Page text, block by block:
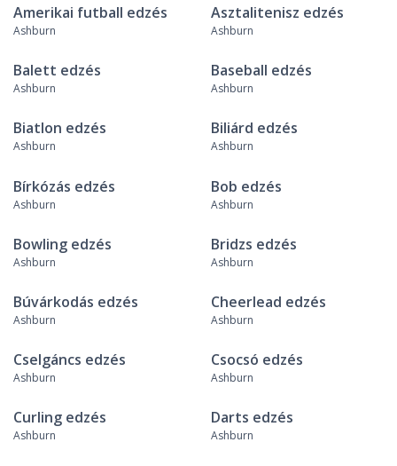
Amerikai futball edzés
Ashburn
Asztalitenisz edzés
Ashburn
Balett edzés
Ashburn
Baseball edzés
Ashburn
Biatlon edzés
Ashburn
Biliárd edzés
Ashburn
Bírkózás edzés
Ashburn
Bob edzés
Ashburn
Bowling edzés
Ashburn
Bridzs edzés
Ashburn
Búvárkodás edzés
Ashburn
Cheerlead edzés
Ashburn
Cselgáncs edzés
Ashburn
Csocsó edzés
Ashburn
Curling edzés
Ashburn
Darts edzés
Ashburn